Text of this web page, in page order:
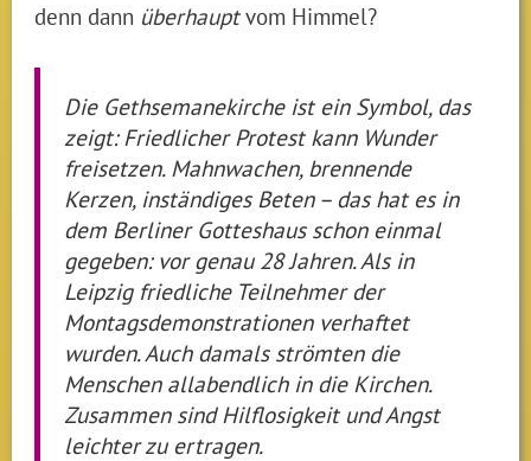
denn dann überhauptvom Himmel?
Die Gethsemanekirche ist ein Symbol, das
zeigt: Friedlicher Protest kann Wunder
freisetzen. Mahnwachen, brennende
Kerzen, inständiges Beten – das hat es in
dem Berliner Gotteshaus schon einmal
gegeben: vor genau 28 Jahren. Als in
Leipzig friedliche Teilnehmer der
Montagsdemonstrationen verhaftet
wurden. Auch damals strömten die
Menschen allabendlich in die Kirchen.
Zusammen sind Hilflosigkeit und Angst
leichter zu ertragen.